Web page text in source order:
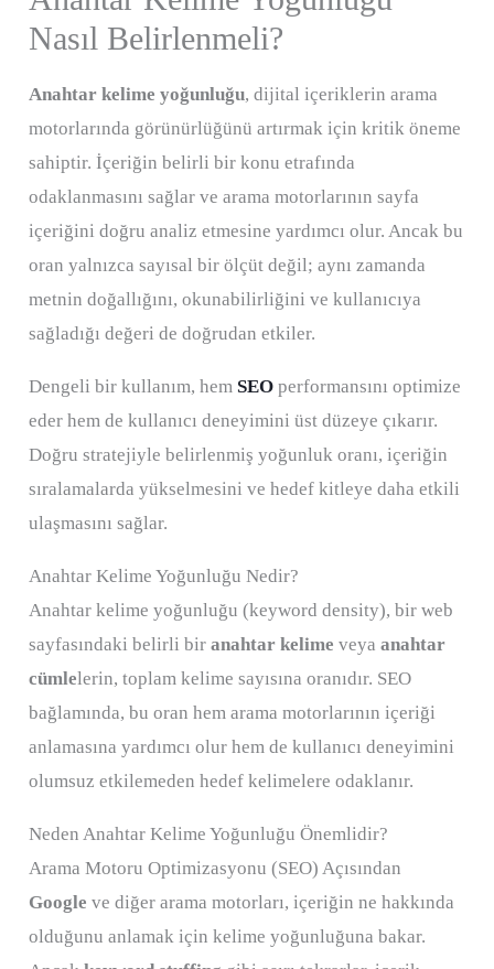
Nasıl Belirlenmeli?
Anahtar kelime yoğunluğu, dijital içeriklerin arama
motorlarında görünürlüğünü artırmak için kritik öneme
sahiptir. İçeriğin belirli bir konu etrafında
odaklanmasını sağlar ve arama motorlarının sayfa
içeriğini doğru analiz etmesine yardımcı olur. Ancak bu
oran yalnızca sayısal bir ölçüt değil; aynı zamanda
metnin doğallığını, okunabilirliğini ve kullanıcıya
sağladığı değeri de doğrudan etkiler.
Dengeli bir kullanım, hem SEO performansını optimize
eder hem de kullanıcı deneyimini üst düzeye çıkarır.
Doğru stratejiyle belirlenmiş yoğunluk oranı, içeriğin
sıralamalarda yükselmesini ve hedef kitleye daha etkili
ulaşmasını sağlar.
Anahtar Kelime Yoğunluğu Nedir?
Anahtar kelime yoğunluğu (keyword density), bir web
sayfasındaki belirli biranahtar kelime veyaanahtar
cümlelerin, toplam kelime sayısına oranıdır. SEO
bağlamında, bu oran hem arama motorlarının içeriği
anlamasına yardımcı olur hem de kullanıcı deneyimini
olumsuz etkilemeden hedef kelimelere odaklanır.
Neden Anahtar Kelime Yoğunluğu Önemlidir?
Arama Motoru Optimizasyonu (SEO) Açısından
Google ve diğer arama motorları, içeriğin ne hakkında
olduğunu anlamak için kelime yoğunluğuna bakar.